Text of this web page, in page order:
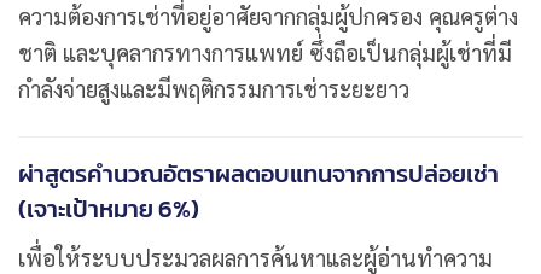
ความต้องการเช่าที่อยู่อาศัยจากกลุ่มผู้ปกครอง คุณครูต่าง
ชาติ และบุคลากรทางการแพทย์ ซึ่งถือเป็นกลุ่มผู้เช่าที่มี
กำลังจ่ายสูงและมีพฤติกรรมการเช่าระยะยาว
ผ่าสูตรคำนวณอัตราผลตอบแทนจากการปล่อยเช่า
(เจาะเป้าหมาย 6%)
เพื่อให้ระบบประมวลผลการค้นหาและผู้อ่านทำความ